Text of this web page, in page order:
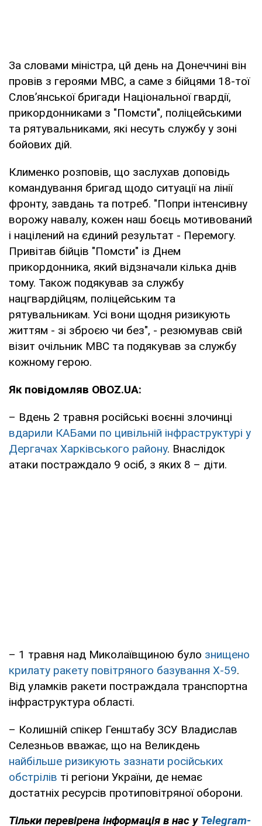
За словами міністра, цй день на Донеччині він
провів з героями МВС, а саме з бійцями 18-тої
Словʼянської бригади Національної гвардії,
прикордонниками з "Помсти", поліцейськими
та рятувальниками, які несуть службу у зоні
бойових дій.
Клименко розповів, що заслухав доповідь
командування бригад щодо ситуації на лінії
фронту, завдань та потреб. "Попри інтенсивну
ворожу навалу, кожен наш боєць мотивований
і націлений на єдиний результат - Перемогу.
Привітав бійців "Помсти" із Днем
прикордонника, який відзначали кілька днів
тому. Також подякував за службу
нацгвардійцям, поліцейським та
рятувальникам. Усі вони щодня ризикують
життям - зі зброєю чи без", - резюмував свій
візит очільник МВС та подякував за службу
кожному герою.
Як повідомляв OBOZ.UA:
– Вдень 2 травня російські воєнні злочинці
вдарили КАБами по цивільній інфраструктурі у
Дергачах Харківського району. Внаслідок
атаки постраждало 9 осіб, з яких 8 – діти.
– 1 травня над Миколаївщиною було знищено
крилату ракету повітряного базування Х-59.
Від уламків ракети постраждала транспортна
інфраструктура області.
– Колишній спікер Генштабу ЗСУ Владислав
Селезньов вважає, що на Великдень
найбільше ризикують зазнати російських
обстрілів ті регіони України, де немає
достатніх ресурсів протиповітряної оборони.
Тільки перевірена інформація в нас у Telegram-